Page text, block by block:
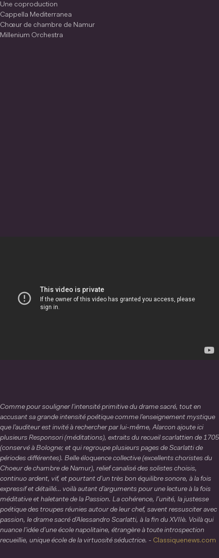
Une coproduction
Cappella Mediterranea
Chœur de chambre de Namur
Millenium Orchestra
Comme pour souligner l’intensité primitive du drame sacré, tout en
accusant sa grande intensité poétique comme l’enseignement mystique
que l’auditeur est invité à rechercher par lui-même, Alarcon ajoute ici
plusieurs Responsori (méditations), extraits du recueil scarlattien de 1705
(conservé à Bologne; et qui regroupe plusieurs pages de Scarlatti de
périodes différentes). Belle éloquence collective (excellents choristes du
Choeur de chambre de Namur), relief canalisé des solistes choisis,
continuo ardent, vif, et pourtant d’un très bon équilibre sonore, à la fois
expressif et détaillé… voilà autant d’arguments pour une lecture à la fois
méditative et haletante de la Passion. La cohérence, l’unité, la justesse
poétique des troupes réunies autour de leur chef, savent ressusciter avec
passion, le drame sacré d’Alessandro Scarlatti, à la fin du XVIIè. Voilà qui
nuance l’idée d’une école napolitaine, étrangère à toute introspection
recueillie, unique école de la virtuosité séductrice. - Classiquenews.com